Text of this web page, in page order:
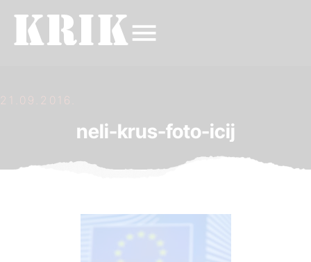
21.09.2016.
neli-krus-foto-icij